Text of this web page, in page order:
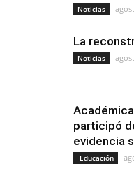
Noticias
La
Noticias
participó
evidencia
Educación